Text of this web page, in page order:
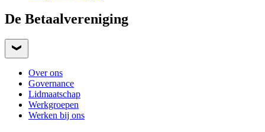
De Betaalvereniging
Over ons
Governance
Lidmaatschap
Werkgroepen
Werken bij ons